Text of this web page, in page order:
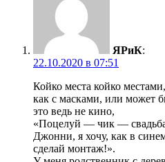
ЯРиК:
22.10.2020 в 07:51
Койко места койко
как с масками, или может
это ведь не кино,
«Поцелуй — чик —
Джонни, я хочу, как в
сделай монтаж!».